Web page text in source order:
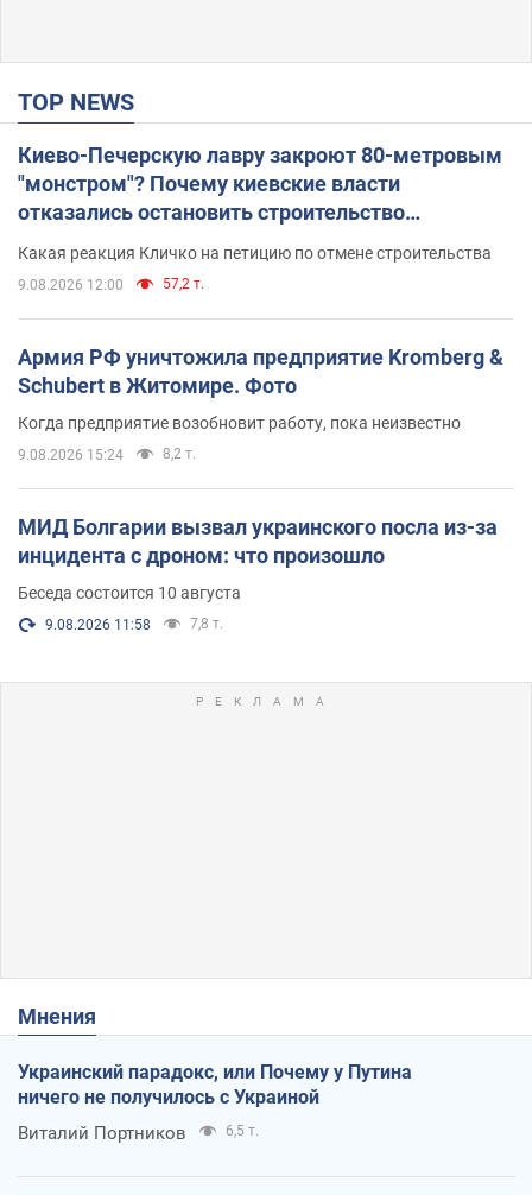
TOP NEWS
Киево-Печерскую лавру закроют 80-метровым
"монстром"? Почему киевские власти
отказались остановить строительство
Какая реакция Кличко на петицию по отмене строительства
9.08.2026 12:00 57,2 т.
Армия РФ уничтожила предприятие Kromberg &
Schubert в Житомире. Фото
Когда предприятие возобновит работу, пока неизвестно
9.08.2026 15:24 8,2 т.
МИД Болгарии вызвал украинского посла из-за
инцидента с дроном: что произошло
Беседа состоится 10 августа
9.08.2026 11:58 7,8 т.
Мнения
Украинский парадокс, или Почему у Путина
ничего не получилось с Украиной
Виталий Портников 6,5 т.